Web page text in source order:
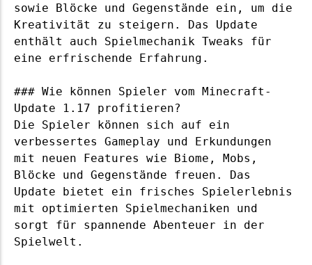
sowie Blöcke und Gegenstände ein, um die
Kreativität zu steigern. Das Update
enthält auch Spielmechanik Tweaks für
eine erfrischende Erfahrung.
### Wie können Spieler vom Minecraft-
Update 1.17 profitieren?
Die Spieler können sich auf ein
verbessertes Gameplay und Erkundungen
mit neuen Features wie Biome, Mobs,
Blöcke und Gegenstände freuen. Das
Update bietet ein frisches Spielerlebnis
mit optimierten Spielmechaniken und
sorgt für spannende Abenteuer in der
Spielwelt.